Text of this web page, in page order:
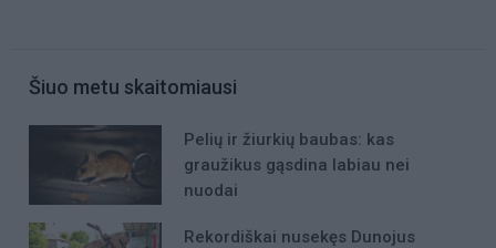
Šiuo metu skaitomiausi
Pelių ir žiurkių baubas: kas
graužikus gąsdina labiau nei
nuodai
Rekordiškai nusekęs Dunojus